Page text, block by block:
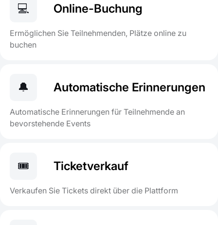
💻 Online-Buchung
Ermöglichen Sie Teilnehmenden, Plätze online zu
buchen
🔔 Automatische Erinnerungen
Automatische Erinnerungen für Teilnehmende an
bevorstehende Events
🎟️ Ticketverkauf
Verkaufen Sie Tickets direkt über die Plattform